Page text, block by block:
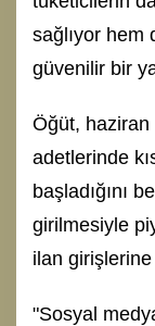
sağlıyor hem
güvenilir bir
Öğüt, haziran
adetlerinde
başladığını
girilmesiyle
ilan girişlerine
"Sosyal